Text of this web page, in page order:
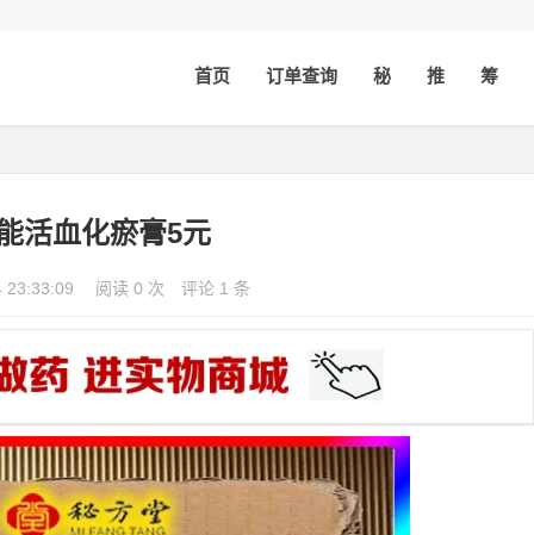
首页 订单查询 秘 推 筹
活血化瘀膏5元
23:33:09 阅读 0 次 评论 1 条